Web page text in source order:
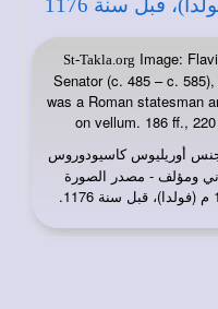
St-Takla.org Image:
Senator (c. 485 – c.
was a Roman statesman
on vellum. 186 ff.,
أوريليوس كاسيودوروس
دولة روماني ومؤلف - مصدر الصورة